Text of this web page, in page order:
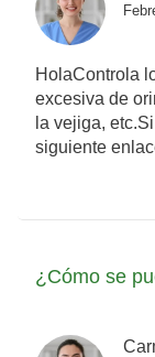
HolaControla
excesiva de
la vejiga,
siguiente
¿Cómo se